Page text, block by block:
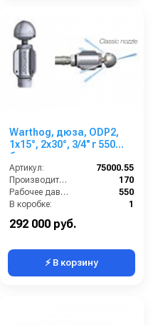
Warthog, дюза, ODP2,
1x15°, 2x30°, 3/4'' г 550
бар
Артикул:
75000.55
Производительность (л/мин):
170
Рабочее давление (бар):
550
В коробке:
1
292 000 руб.
⚡ В корзину